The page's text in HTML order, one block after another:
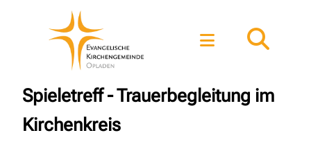
Spieletreff - Trauerbegleitung im
Kirchenkreis